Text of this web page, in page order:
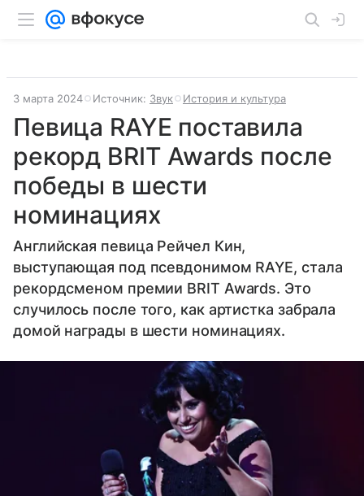
3 марта 2024 Источник: Звук История и культура
Певица RAYE поставила
рекорд BRIT Awards после
победы в шести
номинациях
Английская певица Рейчел Кин,
выступающая под псевдонимом RAYE, стала
рекордсменом премии BRIT Awards. Это
случилось после того, как артистка забрала
домой награды в шести номинациях.